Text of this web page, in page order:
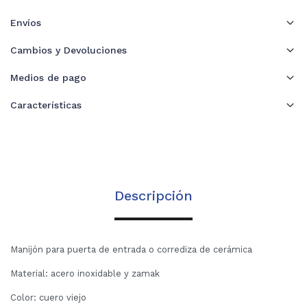
Envíos
Cambios y Devoluciones
Medios de pago
Características
Descripción
Manijón para puerta de entrada o corrediza de cerámica
Material: acero inoxidable y zamak
Color: cuero viejo